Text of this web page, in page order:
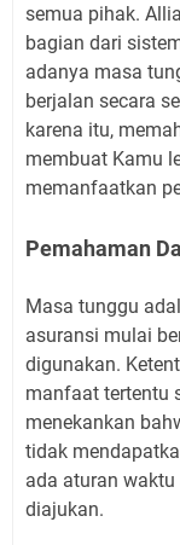
semua pihak.
bagian dari
adanya masa
berjalan secara
karena itu,
membuat Kamu
memanfaatkan
Pemahaman
Masa tunggu
asuransi mulai
digunakan.
manfaat tertentu
menekankan
tidak
ada aturan
diajukan.